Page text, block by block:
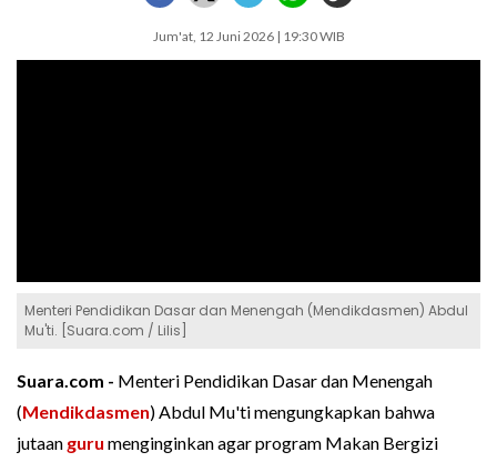
Jum'at, 12 Juni 2026 | 19:30 WIB
Menteri Pendidikan Dasar dan Menengah (Mendikdasmen) Abdul
Mu'ti. [Suara.com / Lilis]
Suara.com - Menteri Pendidikan Dasar dan Menengah
(Mendikdasmen) Abdul Mu'ti mengungkapkan bahwa
jutaan guru menginginkan agar program Makan Bergizi